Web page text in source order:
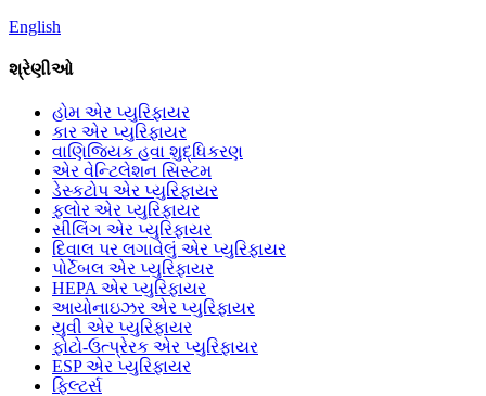
English
શ્રેણીઓ
હોમ એર પ્યુરિફાયર
કાર એર પ્યુરિફાયર
વાણિજ્યિક હવા શુદ્ધિકરણ
એર વેન્ટિલેશન સિસ્ટમ
ડેસ્કટોપ એર પ્યુરિફાયર
ફ્લોર એર પ્યુરિફાયર
સીલિંગ એર પ્યુરિફાયર
દિવાલ પર લગાવેલું એર પ્યુરિફાયર
પોર્ટેબલ એર પ્યુરિફાયર
HEPA એર પ્યુરિફાયર
આયોનાઇઝર એર પ્યુરિફાયર
યુવી એર પ્યુરિફાયર
ફોટો-ઉત્પ્રેરક એર પ્યુરિફાયર
ESP એર પ્યુરિફાયર
ફિલ્ટર્સ